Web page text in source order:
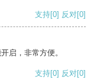
支持[0] 反对[0]
启，非常方便。
支持[0] 反对[0]